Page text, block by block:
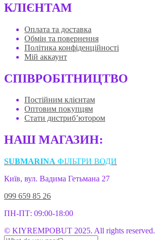
КЛІЄНТАМ
Оплата та доставка
Обмін та повернення
Політика конфіденційності
Мій аккаунт
СПІВРОБІТНИЦТВО
Постійним клієнтам
Оптовим покупцям
Стати дистриб’ютором
НАШ МАГАЗИН:
SUBMARINA ФІЛЬТРИ ВОДИ
Київ, вул. Вадима Гетьмана 27
099 659 85 26
ПН-ПТ: 09:00-18:00
© KIYREMPOBUT 2025. All rights reserved.